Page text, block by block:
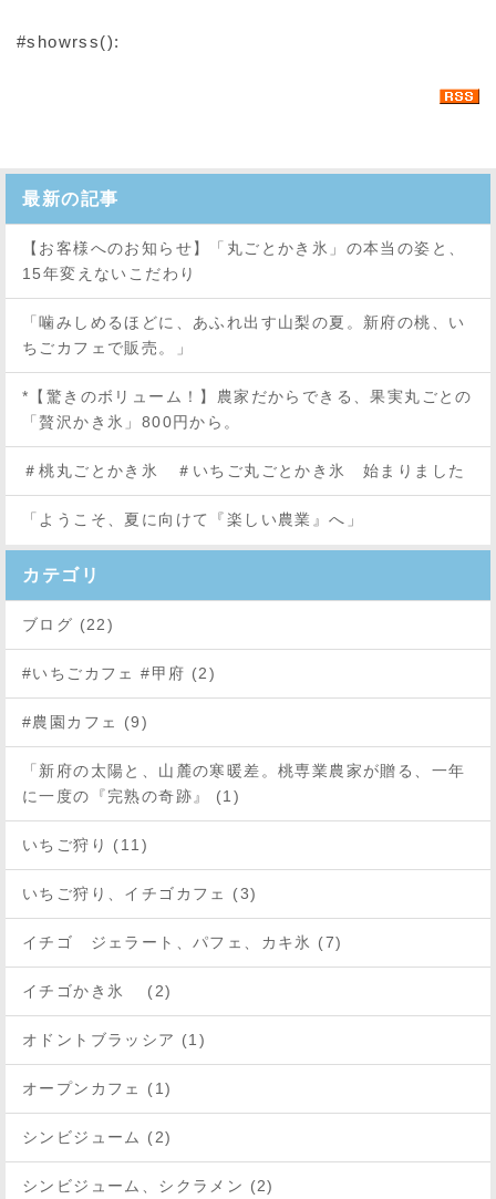
#showrss():
最新の記事
【お客様へのお知らせ】「丸ごとかき氷」の本当の姿と、
15年変えないこだわり
「噛みしめるほどに、あふれ出す山梨の夏。新府の桃、い
ちごカフェで販売。」
*【驚きのボリューム！】農家だからできる、果実丸ごとの
「贅沢かき氷」800円から。
＃桃丸ごとかき氷 ＃いちご丸ごとかき氷 始まりました
「ようこそ、夏に向けて『楽しい農業』へ」
カテゴリ
ブログ (22)
#いちごカフェ #甲府 (2)
#農園カフェ (9)
「新府の太陽と、山麓の寒暖差。桃専業農家が贈る、一年
に一度の『完熟の奇跡』 (1)
いちご狩り (11)
いちご狩り、イチゴカフェ (3)
イチゴ ジェラート、パフェ、カキ氷 (7)
イチゴかき氷 (2)
オドントブラッシア (1)
オープンカフェ (1)
シンビジューム (2)
シンビジューム、シクラメン (2)